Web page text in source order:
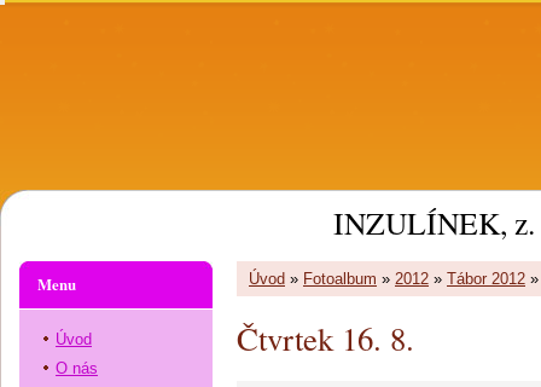
INZULÍNEK, z.
Úvod » Fotoalbum » 2012 » Tábor 2012
Čtvrtek 16. 8.
Menu
Úvod
O nás